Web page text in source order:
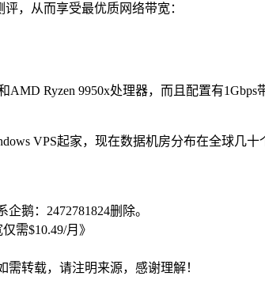
，从而享受最优质网络带宽：
Ryzen 9950x处理器，而且配置有
VPS起家，现在数据机房分布在全球几
鹅：2472781824删除。
需$10.49/月》
转载，请注明来源，感谢理解！